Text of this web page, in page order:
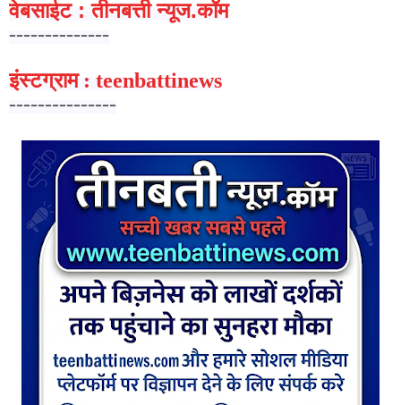
वेबसाईट : तीनबत्ती न्यूज.कॉम
--------------
इंस्टग्राम : teenbattinews
---------------